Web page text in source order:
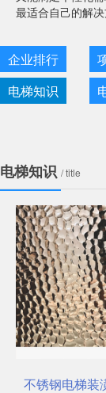
最适合自己的解决
企业排行
电梯知识
电梯知识 / title
不锈钢电梯装